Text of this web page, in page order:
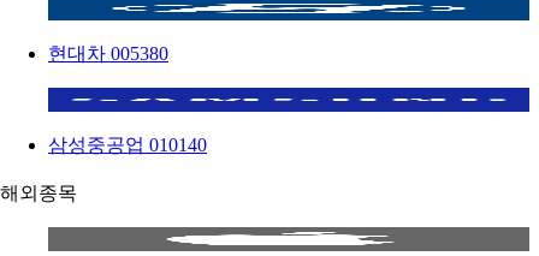
현대차 005380
삼성중공업 010140
해외종목